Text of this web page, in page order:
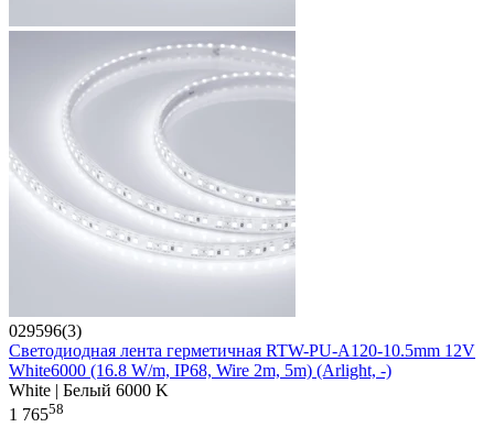
029596(3)
Светодиодная лента герметичная RTW-PU-A120-10.5mm 12V
White6000 (16.8 W/m, IP68, Wire 2m, 5m) (Arlight, -)
White | Белый 6000 K
1 76558